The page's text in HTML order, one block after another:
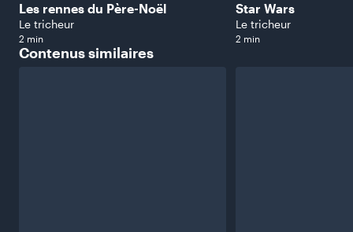
Les rennes du Père-Noël
Le tricheur
2 min
Star Wars
Le tricheur
2 min
Contenussimilaires